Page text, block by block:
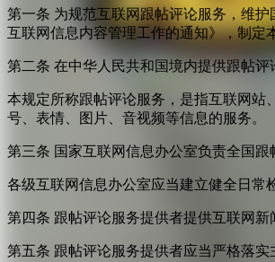
第一条 为规范互联网跟帖评论服务，维
互联网信息内容管理工作的通知》，制定
第二条 在中华人民共和国境内提供跟帖评
本规定所称跟帖评论服务，是指互联网站
号、表情、图片、音视频等信息的服务。
第三条 国家互联网信息办公室负责全国
各级互联网信息办公室应当建立健全日常
第四条 跟帖评论服务提供者提供互联网
第五条 跟帖评论服务提供者应当严格落实